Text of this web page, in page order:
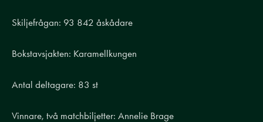
Skiljefrågan: 93 842 åskådare
Bokstavsjakten: Karamellkungen
Antal deltagare: 83 st
Vinnare, två matchbiljetter: Annelie Brage